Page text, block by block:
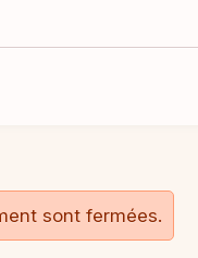
sont fermées.